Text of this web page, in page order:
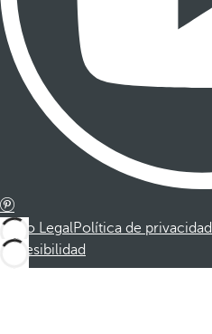
Aviso LegalPolítica de privacidad
Accesibilidad